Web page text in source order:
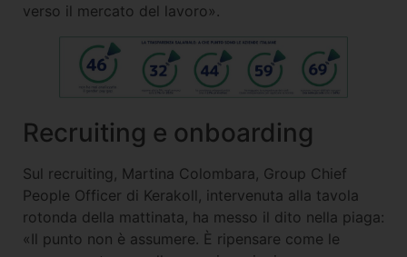
verso il mercato del lavoro».
Recruiting e onboarding
Sul recruiting, Martina Colombara, Group Chief
People Officer di Kerakoll, intervenuta alla tavola
rotonda della mattinata, ha messo il dito nella piaga:
«Il punto non è assumere. È ripensare come le